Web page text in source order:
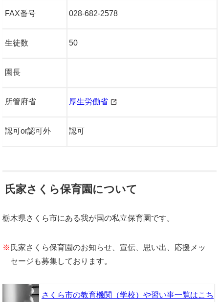
FAX番号 028-682-2578
生徒数 50
園長
所管府省 厚生労働省
認可or認可外 認可
氏家さくら保育園について
栃木県さくら市にある我が国の私立保育園です。
※ 氏家さくら保育園のお知らせ、宣伝、思い出、応援メッ
セージも募集しております。
さくら市の教育機関（学校）や習い事一覧はこち